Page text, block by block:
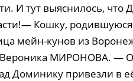
И тут выяснилось, что
Кошку, родившуюся
мейн-кунов из
МИРОНОВА. —
Доминику привезли в